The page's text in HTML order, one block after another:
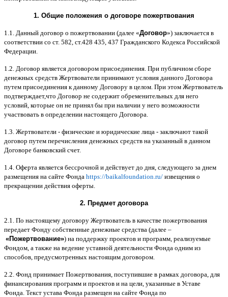
1. Общие положения o договоре пожертвования
1.1. Данный договор о пожертвовании (далее «Договор») заключается в
соответствии со ст. 582, ст.428 435, 437 Гражданского Кодекса Российской
Федерации
1.2. Договор является договором присоединения При публичном сборе
денежных средств Жертвователи принимают условия данного Договора
путем присоединения к данному Договору в целом При этом Жертвователь
подтверждает,что Договор не содержит обременительных для него
условий которые он не принял бы при наличии у него возможности
участвовать в определении настоящего Договора
1.3. Жертвователи - физические и юридические лица - заключают такой
договор путем перечисления денежных средств на указанный в данном
Договоре банковский счет.
1.4. Оферта является бессрочной и действует до дня следующего за днем
размещения на сайте Фонда https://baikalfoundation.ru/ извещения о
прекращении действия оферты
2. Предмет договора
2.1. По настоящему договору Жертвователь в качестве пожертвования
передает Фонду собственные денежные средства (далее –
«Пожертвование») на поддержку проектов и программ реализуемые
Фондом а также на ведение уставной деятельности Фонда одним из
способов предусмотренных настоящим договором
2.2. Фонд принимает Пожертвования поступившие в рамках договора для
финансирования программ и проектов и на цели указанные в Уставе
Фонда Текст устава Фонда размещен на сайте Фонда по